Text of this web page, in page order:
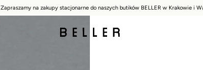
Zapraszamy na zakupy stacjonarne do naszych butików BELLER w Krakowie i